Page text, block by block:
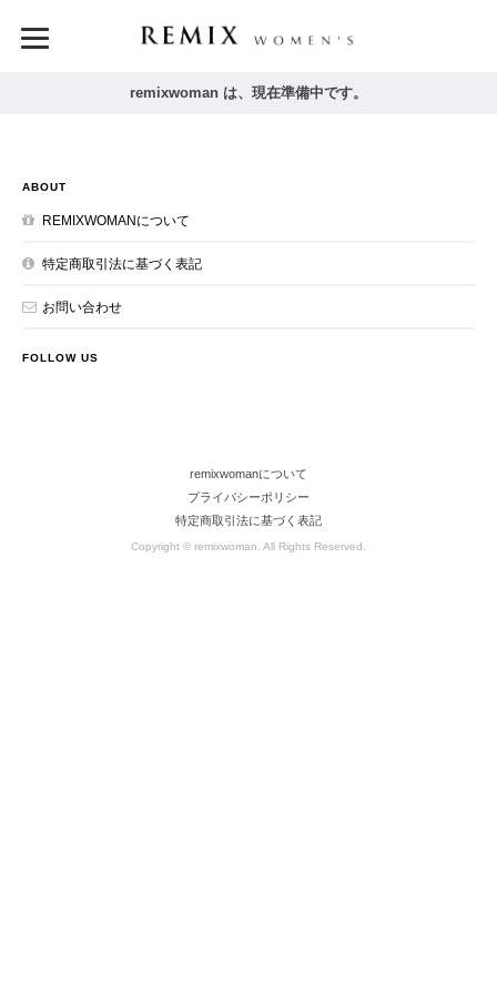
remixwoman は、現在準備中です。
ABOUT
REMIXWOMANについて
特定商取引法に基づく表記
お問い合わせ
FOLLOW US
remixwomanについて
プライバシーポリシー
特定商取引法に基づく表記
Copyright © remixwoman. All Rights Reserved.